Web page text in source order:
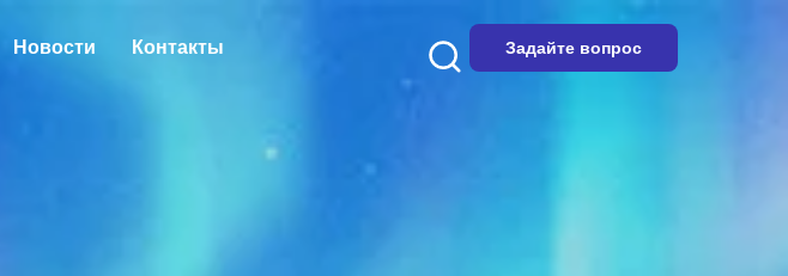
Новости Контакты Задайте вопрос